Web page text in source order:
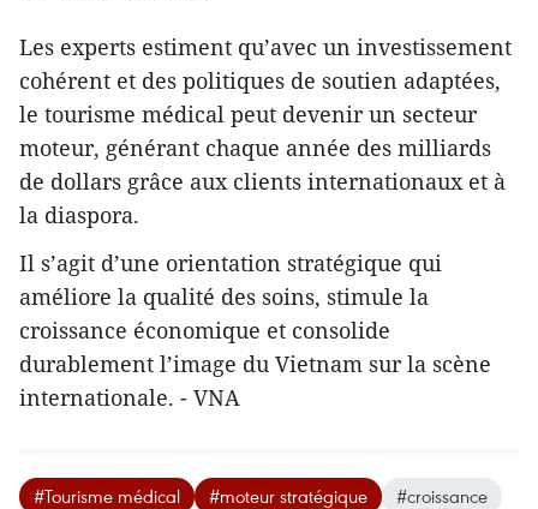
Les experts estiment qu’avec un investissement
cohérent et des politiques de soutien adaptées,
le tourisme médical peut devenir un secteur
moteur, générant chaque année des milliards
de dollars grâce aux clients internationaux et à
la diaspora.
Il s’agit d’une orientation stratégique qui
améliore la qualité des soins, stimule la
croissance économique et consolide
durablement l’image du Vietnam sur la scène
internationale. - VNA
#Tourisme médical #moteur stratégique
#croissance